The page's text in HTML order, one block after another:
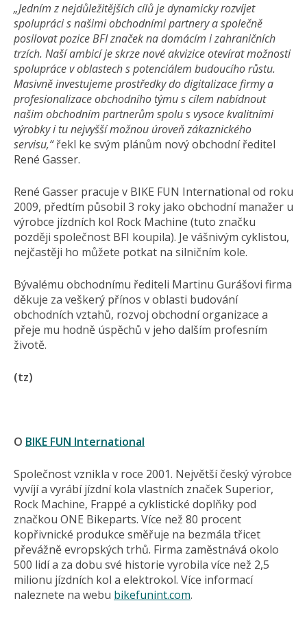
„Jedním z nejdůležitějších cílů je dynamicky rozvíjet
spolupráci s našimi obchodními partnery a společně
posilovat pozice BFI značek na domácím i zahraničních
trzích. Naší ambicí je skrze nové akvizice otevírat možnosti
spolupráce v oblastech s potenciálem budoucího růstu.
Masivně investujeme prostředky do digitalizace firmy a
profesionalizace obchodního týmu s cílem nabídnout
našim obchodním partnerům spolu s vysoce kvalitními
výrobky i tu nejvyšší možnou úroveň zákaznického
servisu,“řekl ke svým plánům nový obchodní ředitel
René Gasser.
René Gasser pracuje v BIKE FUN International od roku
2009, předtím působil 3 roky jako obchodní manažer u
výrobce jízdních kol Rock Machine (tuto značku
později společnost BFI koupila). Je vášnivým cyklistou,
nejčastěji ho můžete potkat na silničním kole.
Bývalému obchodnímu řediteli Martinu Gurášovi firma
děkuje za veškerý přínos v oblasti budování
obchodních vztahů, rozvoj obchodní organizace a
přeje mu hodně úspěchů v jeho dalším profesním
životě.
(tz)
O BIKE FUN International
Společnost vznikla v roce 2001. Největší český výrobce
vyvíjí a vyrábí jízdní kola vlastních značek Superior,
Rock Machine, Frappé a cyklistické doplňky pod
značkou ONE Bikeparts. Více než 80 procent
kopřivnické produkce směřuje na bezmála třicet
převážně evropských trhů. Firma zaměstnává okolo
500 lidí a za dobu své historie vyrobila více než 2,5
milionu jízdních kol a elektrokol. Více informací
naleznete na webu bikefunint.com.